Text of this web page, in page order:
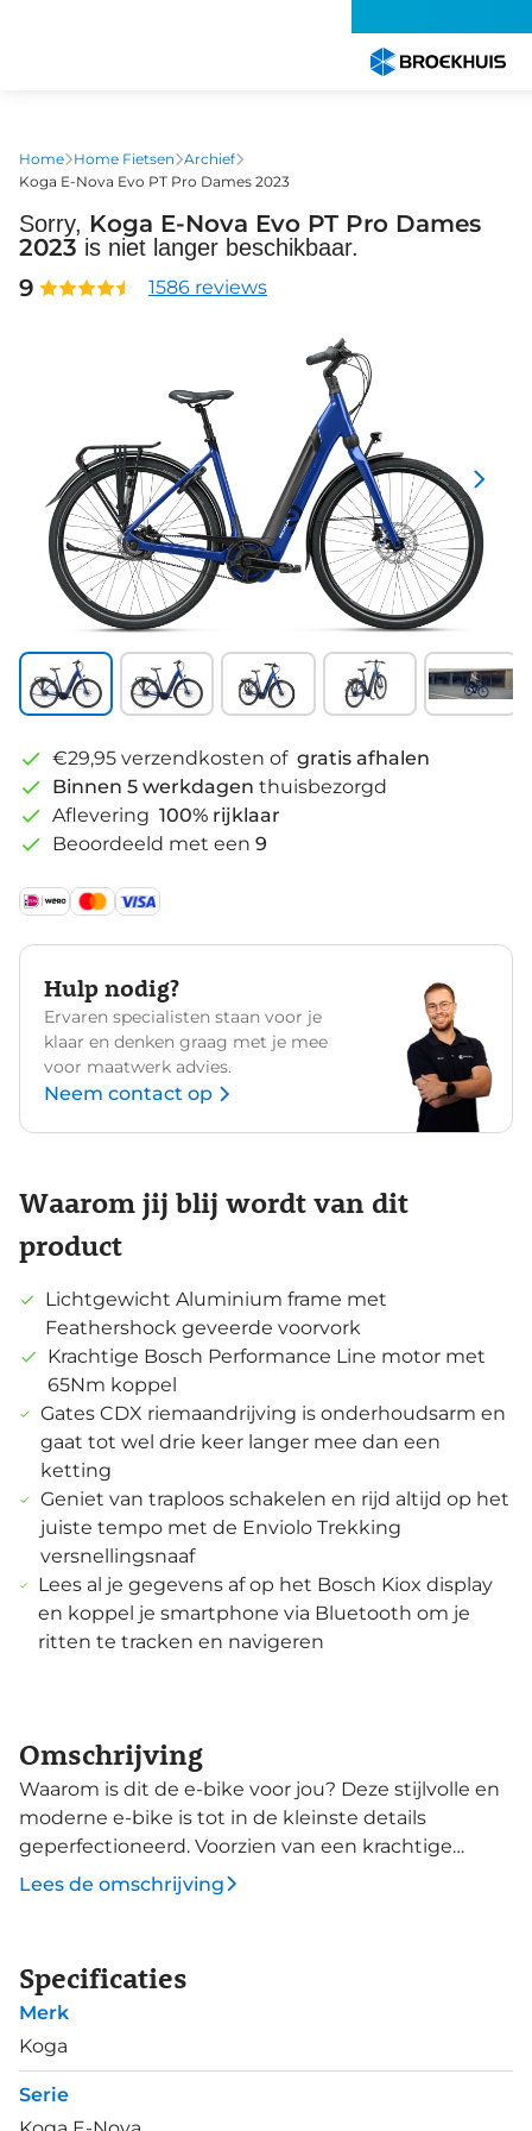
gaan
Home Home Fietsen Archief
Koga E-Nova Evo PT Pro Dames 2023
Sorry, Koga E-Nova Evo PT Pro Dames
2023 is niet langer beschikbaar.
9 1586 reviews
€29,95 verzendkosten of gratis afhalen
Binnen 5 werkdagen thuisbezorgd
Aflevering 100% rijklaar
Beoordeeld met een 9
Hulp nodig?
Ervaren specialisten staan voor je
klaar en denken graag met je mee
voor maatwerk advies.
Neem contact op
Waarom jij blij wordt van dit
product
Lichtgewicht Aluminium frame met
Feathershock geveerde voorvork
Krachtige Bosch Performance Line motor met
65Nm koppel
Gates CDX riemaandrijving is onderhoudsarm en
gaat tot wel drie keer langer mee dan een
ketting
Geniet van traploos schakelen en rijd altijd op het
juiste tempo met de Enviolo Trekking
versnellingsnaaf
Lees al je gegevens af op het Bosch Kiox display
en koppel je smartphone via Bluetooth om je
ritten te tracken en navigeren
Omschrijving
Waarom is dit de e-bike voor jou? Deze stijlvolle en
moderne e-bike is tot in de kleinste details
geperfectioneerd. Voorzien van een krachtige
Bosch Performance Line motor, een PowerTube
accu die op een slimme manier is geïntegreerd in
bike. De Koga Feathershock voorvering geeft een
vertrouwd gevoel bij slecht wegdek, hij is ook nog
eens een stuk lichter dan een standaard verende
voorvork. En om altijd en onder alle
weersomstandigheden veilig te kunnen remmen is
Lees de omschrijving
Specificaties
Merk
Koga
Serie